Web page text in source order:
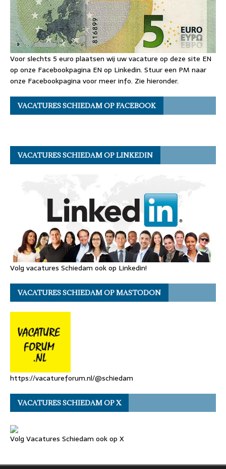
Voor slechts 5 euro plaatsen wij uw vacature op deze site EN
op onze Facebookpagina EN op Linkedin. Stuur een PM naar
onze Facebookpagina voor meer info. Zie hieronder.
VACATURES SCHIEDAM OP FACEBOOK
VACATURES SCHIEDAM OP LINKEDIN
Volg vacatures Schiedam ook op Linkedin!
VACATURES SCHIEDAM OP MASTODON
https://vacatureforum.nl/@schiedam
VACATURES SCHIEDAM OP X
Volg Vacatures Schiedam ook op X